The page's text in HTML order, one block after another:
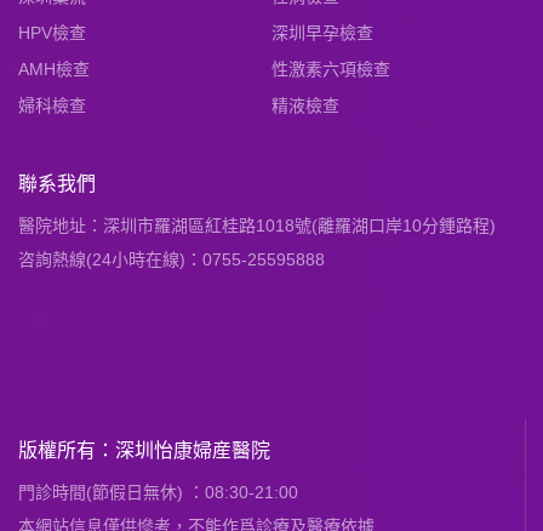
HPV檢查
深圳早孕檢查
AMH檢查
性激素六項檢查
婦科檢查
精液檢查
聯系我們
醫院地址：深圳市羅湖區紅桂路1018號(離羅湖口岸10分鍾路程)
咨詢熱線(24小時在線)：0755-25595888
版權所有：深圳怡康婦産醫院
門診時間(節假日無休) ：08:30-21:00
本網站信息僅供慘考，不能作爲診療及醫療依據